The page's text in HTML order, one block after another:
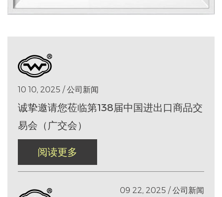
10 10, 2025 / 公司新闻
诚挚邀请您莅临第138届中国进出口商品交
易会（广交会）
阅读更多
09 22, 2025 / 公司新闻